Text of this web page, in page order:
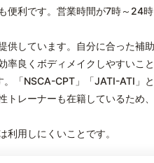
利です。営業時間が7時～24
しています。自分に合った補
良くボディメイクしやすいこと
「NSCA-CPT」「JATI-ATI」
トレーナーも在籍しているため
用しにくいことです。